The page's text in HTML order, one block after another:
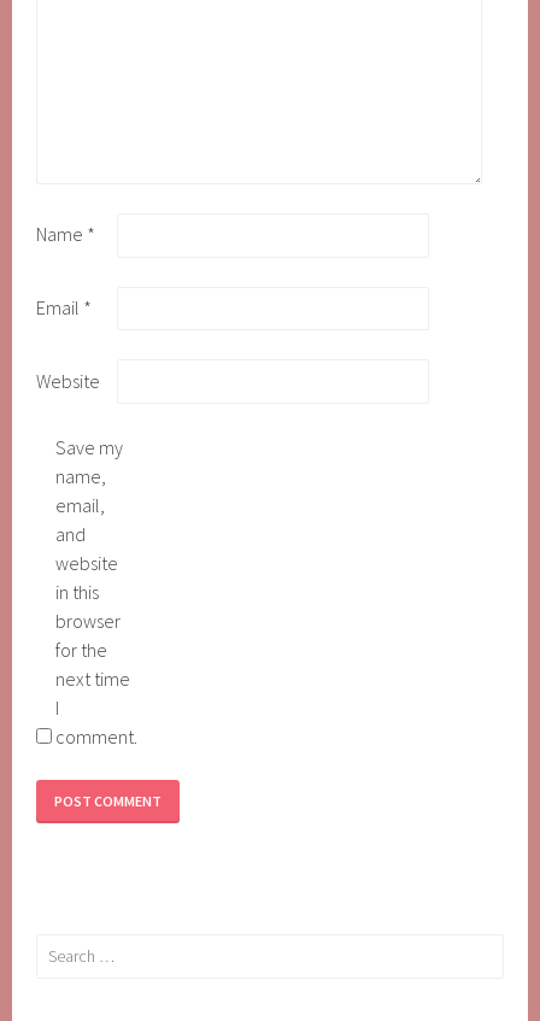
Name *
Email *
Website
Save my
name,
email,
and
website
in this
browser
for the
next time
I
comment.
Search